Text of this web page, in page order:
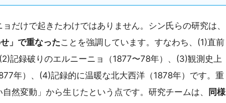
だけで起きたわけではありません。シン氏らの研究は、
」で重なったことを強調しています。すなわち、(1)直前
記録破りのエルニーニョ（1877〜78年）、(3)観測史上
年）、(4)記録的に温暖な北大西洋（1878年）です。重
然変動」から生じたという点です。研究チームは、
同様